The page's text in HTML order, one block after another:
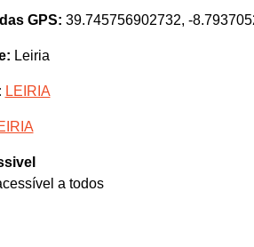
GPS: 39.745756902732, -
Leiria
LEIRIA
a todos